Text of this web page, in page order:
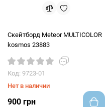
Скейтборд Meteor MULTICOLOR
kosmos 23883
Код: 9723-01
Нет в наличии
900 грн